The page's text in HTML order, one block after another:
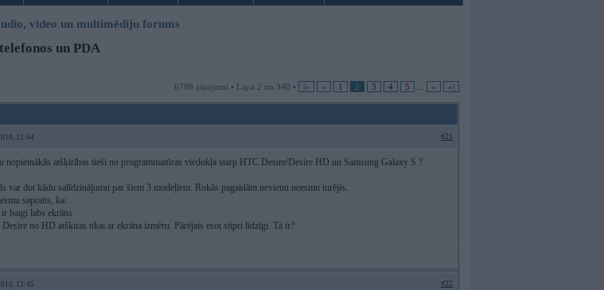
video un multimēdiju forums
un PDA
6789 ziņojumi • Lapa 2 no 340 • |« « 1 2 3 4 5 » »|
13:44 #21
nopietnākās atšķirības tieši no programmatūras viedokļa starp HTC Desire/Desire HD un Samsung Galaxy S ?
var dot kādu salīdzinājumu par šiem 3 modeļiem. Rokās pagaidām nevienu neesmu turējis.
sapratis, ka:
baigi labs ekrāns
Desire no HD atšķiras tikai ar ekrāna izmēru. Pārējais esot stipri līdzīgi. Tā ir?
13:45 #22